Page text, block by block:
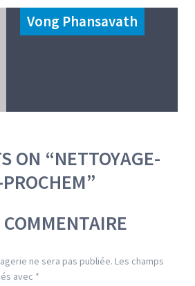
Vong Phansavath
ON “NETTOYAGE-
”
ne sera pas publiée. Les champs
avec *